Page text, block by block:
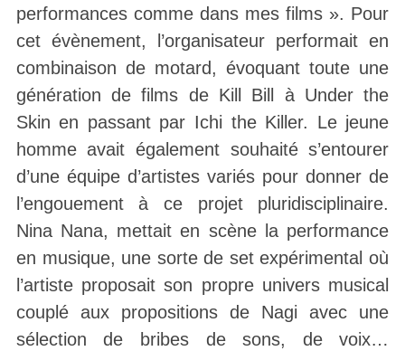
performances comme dans mes films ». Pour
cet évènement, l’organisateur performait en
combinaison de motard, évoquant toute une
génération de films de Kill Bill à Under the
Skin en passant par Ichi the Killer. Le jeune
homme avait également souhaité s’entourer
d’une équipe d’artistes variés pour donner de
l’engouement à ce projet pluridisciplinaire.
Nina Nana, mettait en scène la performance
en musique, une sorte de set expérimental où
l’artiste proposait son propre univers musical
couplé aux propositions de Nagi avec une
sélection de bribes de sons, de voix…